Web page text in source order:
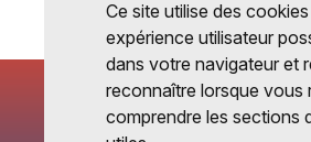
Ce site utilise des
expérience utilisateur
dans votre navigateur et
reconnaître lorsque vous
comprendre les sections